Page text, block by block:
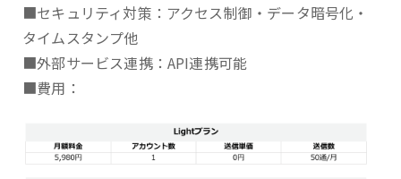
■セキュリティ対策：アクセス制御・データ暗号化・
タイムスタンプ他
■外部サービス連携：API連携可能
■費用：